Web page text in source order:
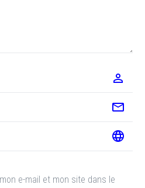
e-mail et mon site dans le